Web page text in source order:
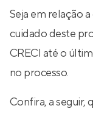
Seja em relação
cuidado deste
CRECI até o
no processo.
Confira, a seguir,